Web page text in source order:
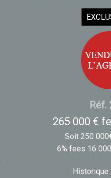
Réf.
265 000 €
Soit 250
6% fees 16
Historique